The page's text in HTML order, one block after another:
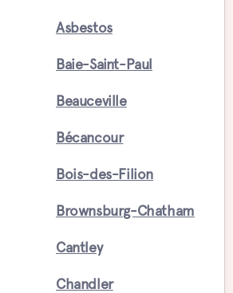
Asbestos
Baie-Saint-Paul
Beauceville
Bécancour
Bois-des-Filion
Brownsburg-Chatham
Cantley
Chandler